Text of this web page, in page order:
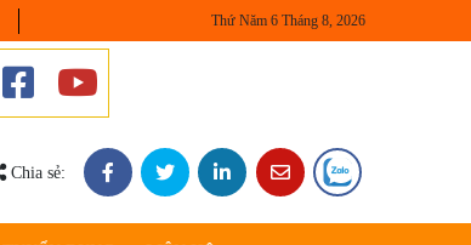
Thứ Năm 6 Tháng 8, 2026
Chia sẻ: